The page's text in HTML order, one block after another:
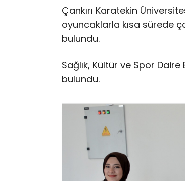
Çankırı Karatekin
oyuncaklarla kısa sürede
bulundu.
Sağlık, Kültür ve Spor
bulundu.